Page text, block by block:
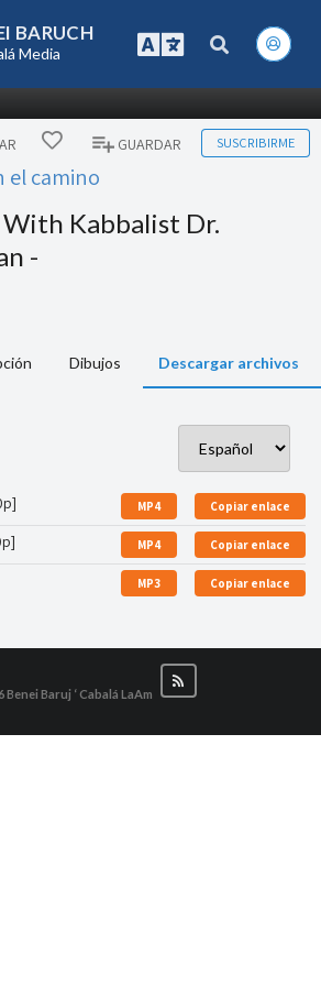
BARUCH
Media
GUARDAR SUSCRIBIRME
el camino
Kabbalist Dr.
-
Dibujos Descargar archivos
MP4 Copiar enlace
MP4 Copiar enlace
MP3 Copiar enlace
Benei Baruj ‘ Cabalá LaAm